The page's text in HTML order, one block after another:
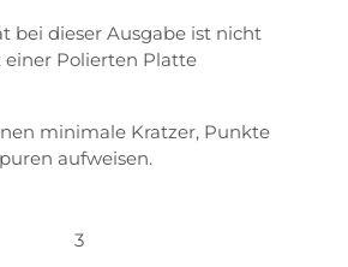
bei dieser Ausgabe ist nicht
Polierten Platte
minimale Kratzer, Punkte
aufweisen.
3